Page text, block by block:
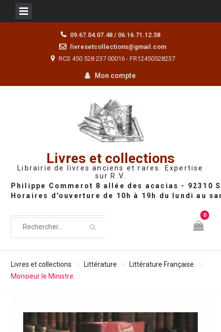
09.67.04.07.48 / 06.16.71.12.38
livresetcollections@gmail.com
RCS 450 528 237 00016 - FR12450528237
Mon compte
Livres et collections
Librairie de livres anciens et rares. Expertise
sur R.V.
0
Livres et collections Littérature
Littérature Française
Monsieur le Ministre.